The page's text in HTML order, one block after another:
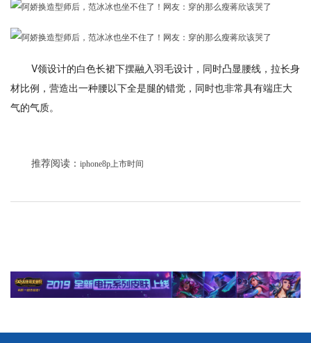
V领设计的白色长裙下摆融入羽毛设计，同时凸显腰线，拉长身
材比例，营造出一种腰以下全是腿的错觉，同时也非常具有端庄大
气的气质。
推荐阅读： iphone8p上市时间